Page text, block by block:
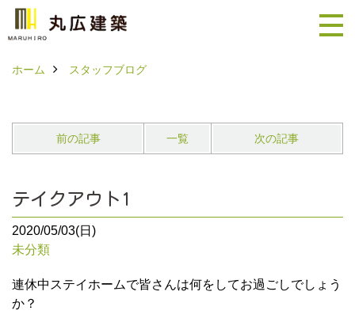
ホーム スタッフブログ
前の記事 一覧 次の記事
テイクアウト1
2020/05/03(日)
未分類
連休中ステイホームで皆さんは何をしてお過ごしでしょう
か？